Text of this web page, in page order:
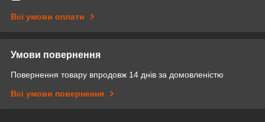
Всі умови оплати
Умови повернення
Повернення товару впродовж 14 днів за домовленістю
Всі умови повернення